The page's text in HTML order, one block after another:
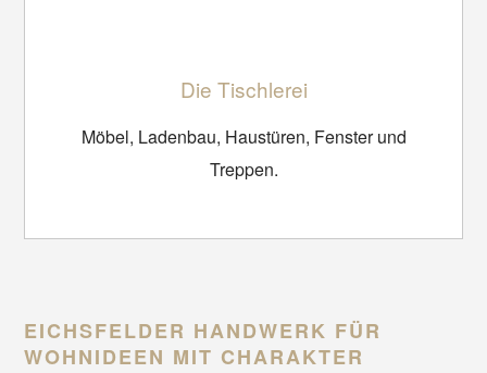
Die Tischlerei
Möbel, Ladenbau, Haustüren, Fenster und
Treppen.
EICHSFELDER HANDWERK FÜR
WOHNIDEEN MIT CHARAKTER